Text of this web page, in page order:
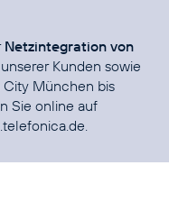
Netzintegration von
Kunden sowie
City München bis
Sie online auf
.